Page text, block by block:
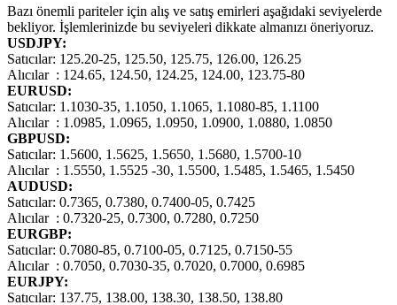
Bazı önemli pariteler için alış ve satış emirleri aşağıdaki seviyelerde
bekliyor. İşlemlerinizde bu seviyeleri dikkate almanızı öneriyoruz.
USDJPY:
Satıcılar: 125.20-25, 125.50, 125.75, 126.00, 126.25
Alıcılar : 124.65, 124.50, 124.25, 124.00, 123.75-80
EURUSD:
Satıcılar: 1.1030-35, 1.1050, 1.1065, 1.1080-85, 1.1100
Alıcılar : 1.0985, 1.0965, 1.0950, 1.0900, 1.0880, 1.0850
GBPUSD:
Satıcılar: 1.5600, 1.5625, 1.5650, 1.5680, 1.5700-10
Alıcılar : 1.5550, 1.5525 -30, 1.5500, 1.5485, 1.5465, 1.5450
AUDUSD:
Satıcılar: 0.7365, 0.7380, 0.7400-05, 0.7425
Alıcılar : 0.7320-25, 0.7300, 0.7280, 0.7250
EURGBP:
Satıcılar: 0.7080-85, 0.7100-05, 0.7125, 0.7150-55
Alıcılar : 0.7050, 0.7030-35, 0.7020, 0.7000, 0.6985
EURJPY:
Satıcılar: 137.75, 138.00, 138.30, 138.50, 138.80